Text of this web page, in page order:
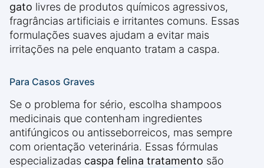
gato livres de produtos químicos agressivos,
fragrâncias artificiais e irritantes comuns. Essas
formulações suaves ajudam a evitar mais
irritações na pele enquanto tratam a caspa.
Para Casos Graves
Se o problema for sério, escolha shampoos
medicinais que contenham ingredientes
antifúngicos ou antisseborreicos, mas sempre
com orientação veterinária. Essas fórmulas
especializadas caspa felina tratamento são